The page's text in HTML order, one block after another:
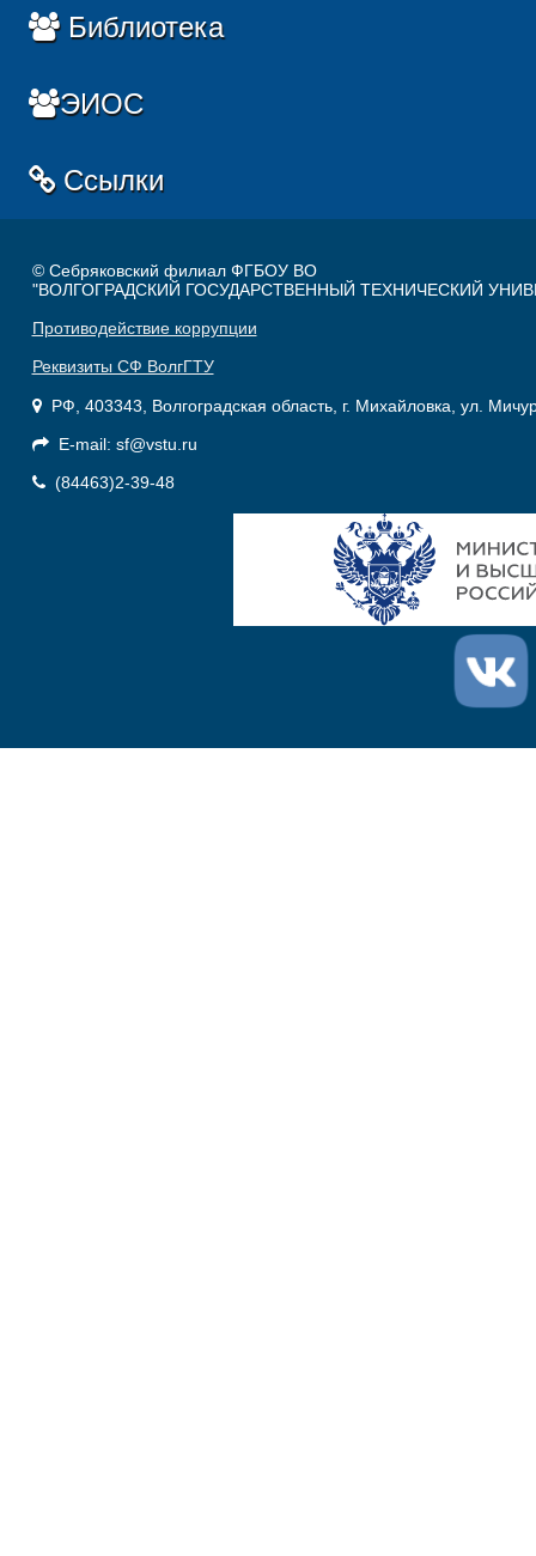
Библиотека
ЭИОС
Ссылки
© Себряковский филиал ФГБОУ ВО
"ВОЛГОГРАДСКИЙ ГОСУДАРСТВЕННЫЙ ТЕХНИЧЕСКИЙ
Противодействие коррупции
Реквизиты СФ ВолгГТУ
РФ, 403343, Волгоградская область, г. Михайловка, ул.
E-mail: sf@vstu.ru
(84463)2-39-48